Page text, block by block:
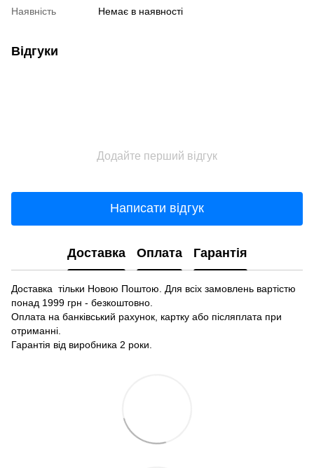
Наявність Немає в наявності
Відгуки
Додайте перший відгук
Написати відгук
Доставка Оплата Гарантія
Доставка тільки Новою Поштою. Для всіх замовлень вартістю
понад 1999 грн - безкоштовно.
Оплата на банківський рахунок, картку або післяплата при
отриманні.
Гарантія від виробника 2 роки.